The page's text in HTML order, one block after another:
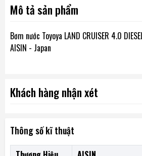
Mô tả sản phẩm
Bơm nước Toyoya LAND CRUISER 4.0
AISIN - Japan
Khách hàng nhận xét
Thông số kĩ thuật